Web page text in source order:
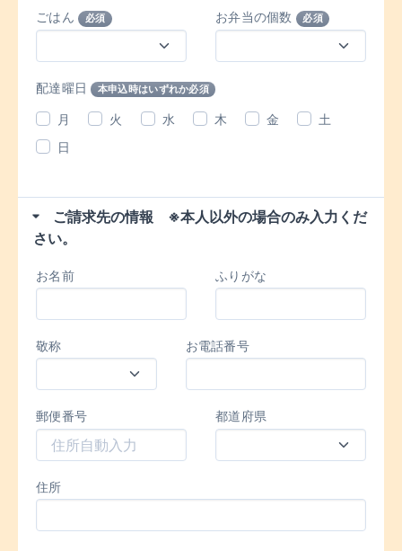
ごはん 必須 お弁当の個数 必須
配達曜日 本申込時はいずれか必須
月 火 水 木 金
土
日
ご請求先の情報 ※本人以外の場合のみ入力くだ
さい。
お名前 ふりがな
敬称 お電話番号
郵便番号 都道府県
住所